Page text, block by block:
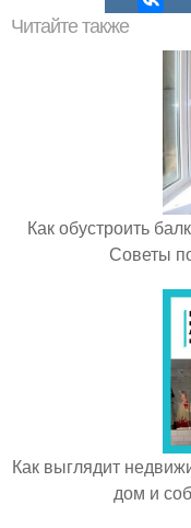
Читайте также
Как обустроить
Советы
Как выглядит
дом и